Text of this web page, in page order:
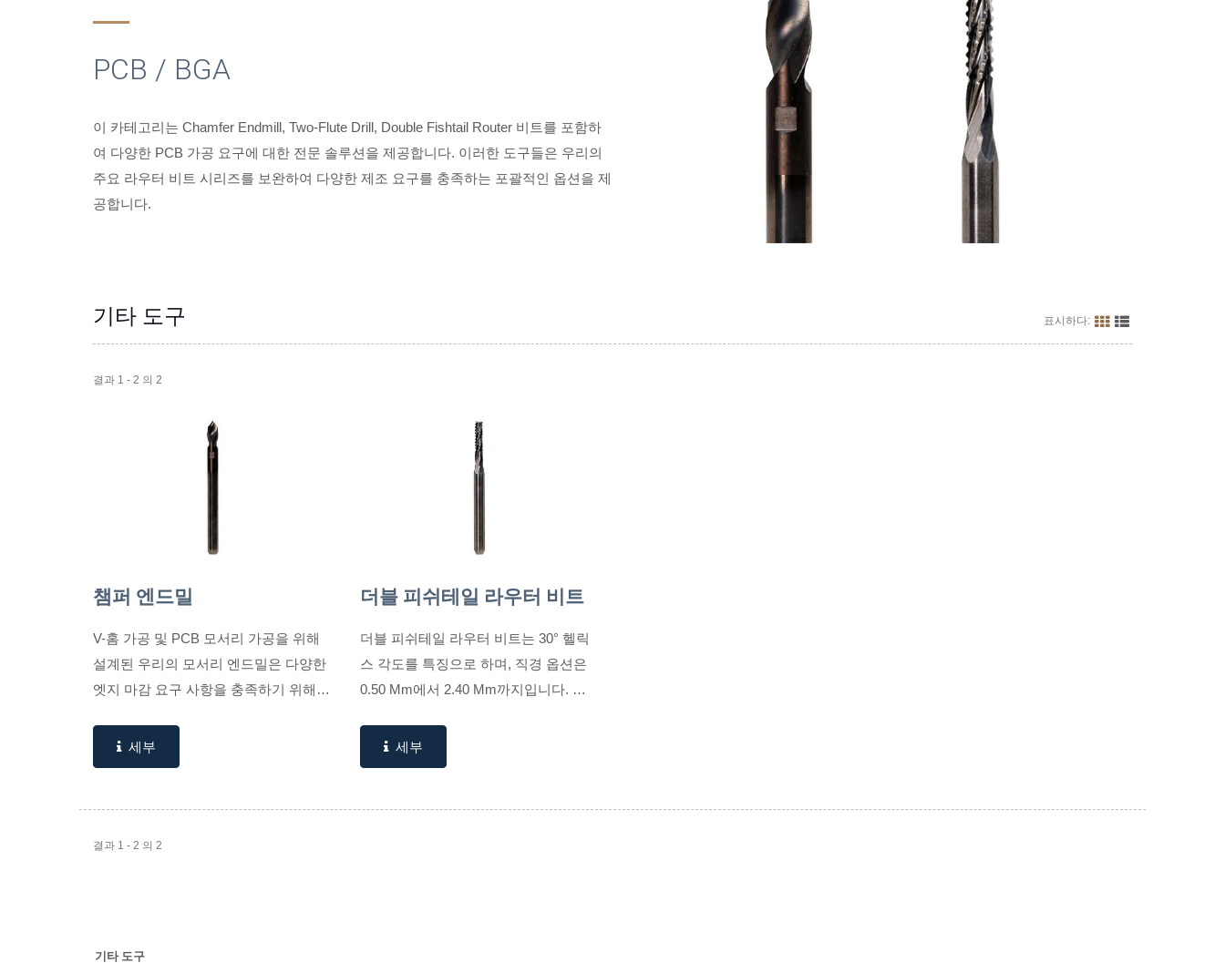
PCB / BGA
이 카테고리는 Chamfer Endmill, Two-Flute Drill, Double Fishtail Router 비트를 포함하
여 다양한 PCB 가공 요구에 대한 전문 솔루션을 제공합니다. 이러한 도구들은 우리의
주요 라우터 비트 시리즈를 보완하여 다양한 제조 요구를 충족하는 포괄적인 옵션을 제
공합니다.
기타 도구 표시하다:
결과 1 - 2 의 2
챔퍼 엔드밀
V-홈 가공 및 PCB 모서리 가공을 위해
설계된 우리의 모서리 엔드밀은 다양한
엣지 마감 요구 사항을 충족하기 위해
세부
더블 피쉬테일 라우터 비트
더블 피쉬테일 라우터 비트는 30° 헬릭
스 각도를 특징으로 하며, 직경 옵션은
0.50 Mm에서 2.40 Mm까지입니다. 이
서 우수한...
세부
결과 1 - 2 의 2
기타 도구